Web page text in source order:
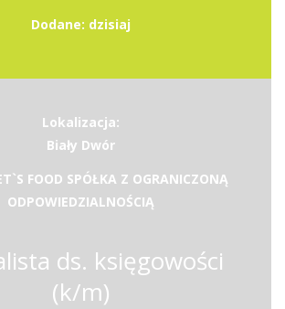
Dodane: dzisiaj
Lokalizacja:
Biały Dwór
FOOD SPÓŁKA Z OGRANICZONĄ
ODPOWIEDZIALNOŚCIĄ
ds. księgowości
(k/m)